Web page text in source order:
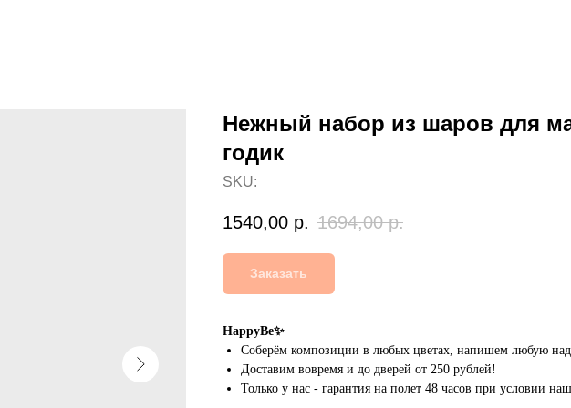
Нежный набор из шаров для
годик
SKU:
1540,00 р. 1694,00 р.
Заказать
HappyBe✨
Соберём композиции в любых цветах, напишем любую
Доставим вовремя и до дверей от 250 рублей!
Только у нас - гарантия на полет 48 часов при условии